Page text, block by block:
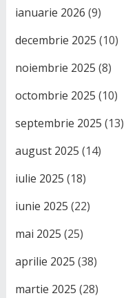
ianuarie 2026 (9)
decembrie 2025 (10)
noiembrie 2025 (8)
octombrie 2025 (10)
septembrie 2025 (13)
august 2025 (14)
iulie 2025 (18)
iunie 2025 (22)
mai 2025 (25)
aprilie 2025 (38)
martie 2025 (28)